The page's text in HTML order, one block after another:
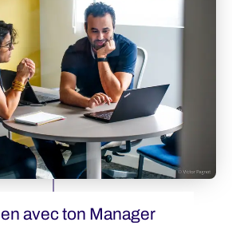
avec ton Manager